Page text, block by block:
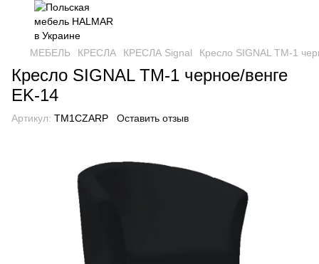
МЕБЕЛЬ КРЕСЛА КРЕСЛА Signal Кресло SIGNAL TM-1
Кресло SIGNAL TM-1 черное/венге
EK-14
Артикул: TM1CZARP Оставить отзыв